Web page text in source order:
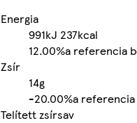
Energia
991kJ 237kcal
12.00%a referencia
Zsír
14g
-20.00%a
Telített zsírsav